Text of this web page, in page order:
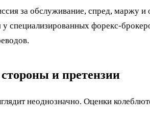
за обслуживание, спред, маржу
специализированных форекс-
и претензии
неоднозначно. Оценки